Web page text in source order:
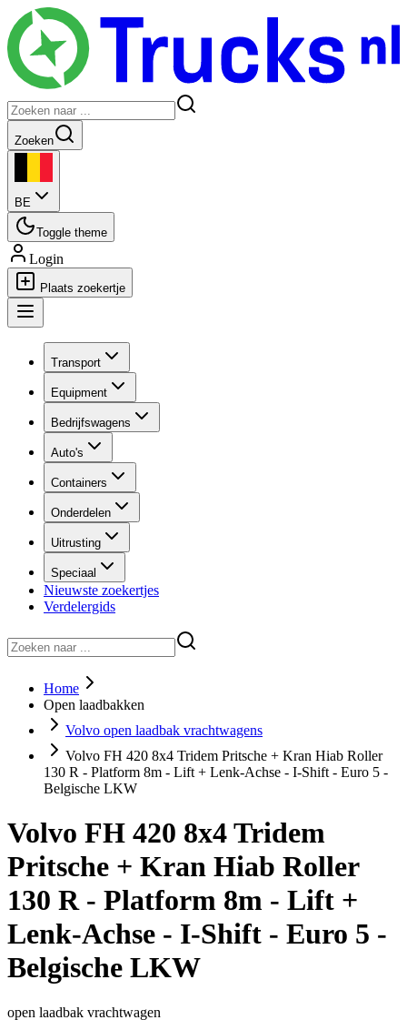
Zoeken
BE
Toggle theme
Login
Plaats zoekertje
Transport
Equipment
Bedrijfswagens
Auto's
Containers
Onderdelen
Uitrusting
Speciaal
Nieuwste zoekertjes
Verdelergids
Home
Open laadbakken
Volvo open laadbak vrachtwagens
Volvo FH 420 8x4 Tridem Pritsche + Kran Hiab Roller
130 R - Platform 8m - Lift + Lenk-Achse - I-Shift - Euro 5 -
Belgische LKW
Volvo FH 420 8x4 Tridem
Pritsche + Kran Hiab Roller
130 R - Platform 8m - Lift +
Lenk-Achse - I-Shift - Euro 5 -
Belgische LKW
open laadbak vrachtwagen